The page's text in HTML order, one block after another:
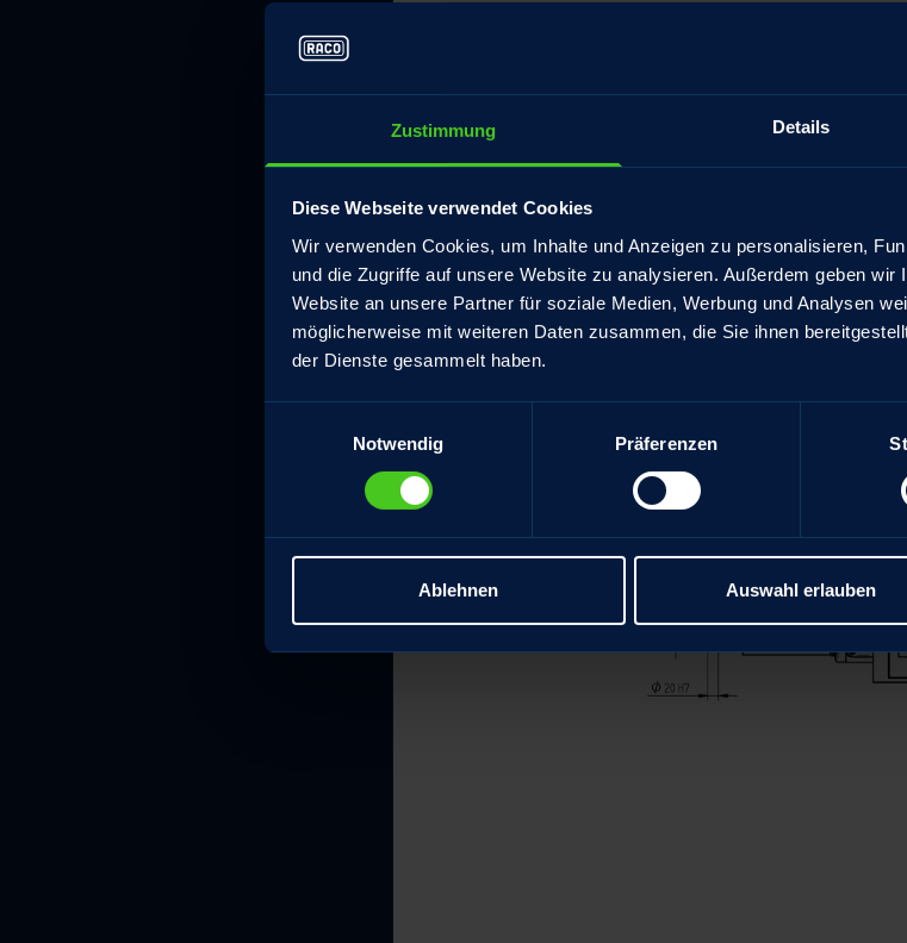
Zustimmung Details
Diese Webseite verwendet Cookies
Wir verwenden Cookies, um Inhalte und Anzeigen zu personalisieren,
und die Zugriffe auf unsere Website zu analysieren. Außerdem geben
Website an unsere Partner für soziale Medien, Werbung und Analysen
möglicherweise mit weiteren Daten zusammen, die Sie ihnen
der Dienste gesammelt haben.
Notwendig
Präferenzen
Ablehnen Auswahl erlauben